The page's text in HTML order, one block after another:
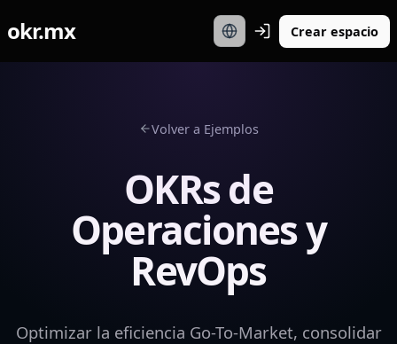
okr.mx Crear espacio
Volver a Ejemplos
OKRs de
Operaciones y
RevOps
Optimizar la eficiencia Go-To-Market, consolidar